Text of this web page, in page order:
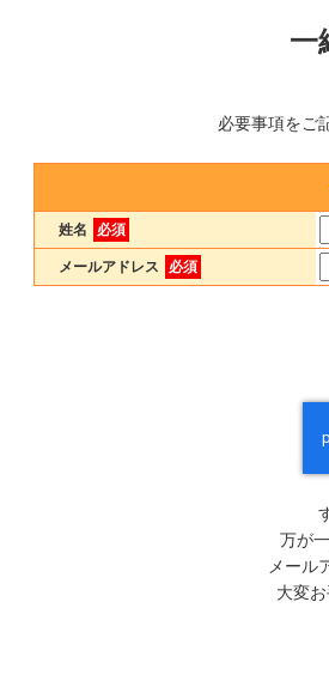
一
必要事項をご
姓名 必須
メールアドレス 必須
万が
メール
大変